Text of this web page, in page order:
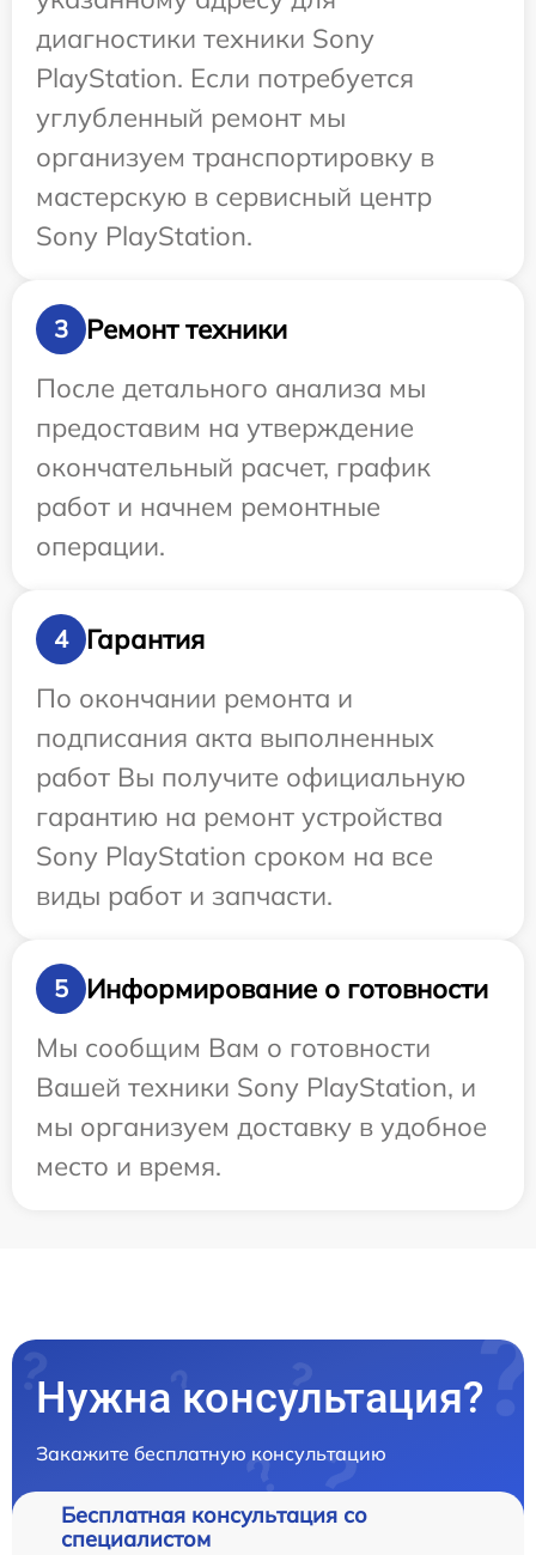
диагностики техники Sony
PlayStation. Если потребуется
углубленный ремонт мы
организуем транспортировку в
мастерскую в сервисный центр
Sony PlayStation.
3
Ремонт техники
После детального анализа мы
предоставим на утверждение
окончательный расчет, график
работ и начнем ремонтные
операции.
4
Гарантия
По окончании ремонта и
подписания акта выполненных
работ Вы получите официальную
гарантию на ремонт устройства
Sony PlayStation сроком на все
виды работ и запчасти.
5
Информирование о готовности
Мы сообщим Вам о готовности
Вашей техники Sony PlayStation, и
мы организуем доставку в удобное
место и время.
Нужна консультация?
Закажите бесплатную консультацию
Бесплатная консультация со
специалистом